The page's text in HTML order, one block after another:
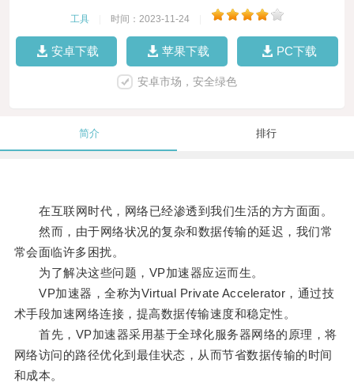
工具 时间：2023-11-24
安卓下载 苹果下载 PC下载
安卓市场，安全绿色
简介 排行
在互联网时代，网络已经渗透到我们生活的方方面面。
然而，由于网络状况的复杂和数据传输的延迟，我们常
常会面临许多困扰。
为了解决这些问题，VP加速器应运而生。
VP加速器，全称为Virtual Private Accelerator，通过技
术手段加速网络连接，提高数据传输速度和稳定性。
首先，VP加速器采用基于全球化服务器网络的原理，将
网络访问的路径优化到最佳状态，从而节省数据传输的时间
和成本。